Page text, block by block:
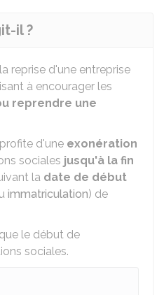
il ?
reprise d'une entreprise
à encourager les
reprendre une
d'une exonération
sociales jusqu'à la fin
la date de début
immatriculation) de
le début de
sociales.